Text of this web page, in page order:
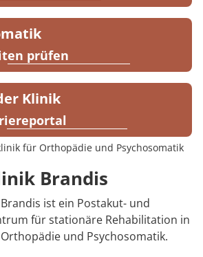
prüfen
Klinik
für Orthopädie und Psychosomatik
Brandis
ist ein Postakut- und
für stationäre Rehabilitation in
und Psychosomatik.